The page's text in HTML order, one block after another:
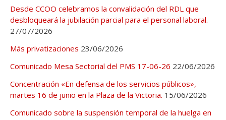
Desde CCOO celebramos la convalidación del RDL que
desbloqueará la jubilación parcial para el personal laboral.
27/07/2026
Más privatizaciones 23/06/2026
Comunicado Mesa Sectorial del PMS 17-06-26 22/06/2026
Concentración «En defensa de los servicios públicos»,
martes 16 de junio en la Plaza de la Victoria. 15/06/2026
Comunicado sobre la suspensión temporal de la huelga en